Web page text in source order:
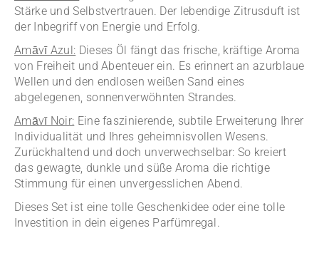
Stärke und Selbstvertrauen. Der lebendige Zitrusduft ist
der Inbegriff von Energie und Erfolg.
Amāvī Azul: Dieses Öl fängt das frische, kräftige Aroma
von Freiheit und Abenteuer ein. Es erinnert an azurblaue
Wellen und den endlosen weißen Sand eines
abgelegenen, sonnenverwöhnten Strandes.
Amāvī Noir: Eine faszinierende, subtile Erweiterung Ihrer
Individualität und Ihres geheimnisvollen Wesens.
Zurückhaltend und doch unverwechselbar: So kreiert
das gewagte, dunkle und süße Aroma die richtige
Stimmung für einen unvergesslichen Abend.
Dieses Set ist eine tolle Geschenkidee oder eine tolle
Investition in dein eigenes Parfümregal.